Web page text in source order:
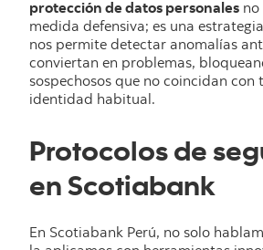
protección de datos personales no
medida defensiva; es una
nos permite detectar anomalías
conviertan en problemas,
sospechosos que no coincidan con
identidad habitual.
Protocolos de
en Scotiabank
En Scotiabank Perú, no solo